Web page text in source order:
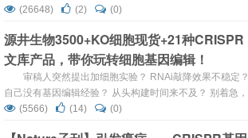
发展为水产遗传育种和病害控制以及水产种业的形成提供了
种、分子标记辅助育种、细胞工程育种、性别控制育种、多
倍体育种等育种创新技术，并取得了重要突破或进展。 华
智造致力于成生命科技核心工具缔造者，积极推动与参与分
子...
(26648) (2) (0)
源井生物3500+KO细胞现货+21种CRISPR
文库产品，带你玩转细胞基因编辑！
审稿人突然提出加细胞实验？ RNAi敲降效果不稳定？
自己没有基因编辑经验？ 从头构建时间来不及？ 别着急，
源井生物超3500个热门基因KO细胞现货，助你快速获取靠
(5566) (14) (0)